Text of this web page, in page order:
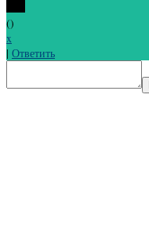
()
x
| Ответить